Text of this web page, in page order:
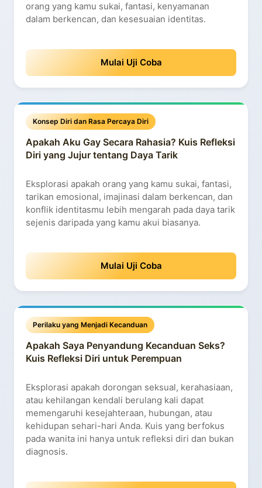
orang yang kamu sukai, fantasi, kenyamanan
dalam berkencan, dan kesesuaian identitas.
Mulai Uji Coba
Konsep Diri dan Rasa Percaya Diri
Apakah Aku Gay Secara Rahasia? Kuis Refleksi
Diri yang Jujur tentang Daya Tarik
Eksplorasi apakah orang yang kamu sukai, fantasi,
tarikan emosional, imajinasi dalam berkencan, dan
konflik identitasmu lebih mengarah pada daya tarik
sejenis daripada yang kamu akui biasanya.
Mulai Uji Coba
Perilaku yang Menjadi Kecanduan
Apakah Saya Penyandung Kecanduan Seks?
Kuis Refleksi Diri untuk Perempuan
Eksplorasi apakah dorongan seksual, kerahasiaan,
atau kehilangan kendali berulang kali dapat
memengaruhi kesejahteraan, hubungan, atau
kehidupan sehari-hari Anda. Kuis yang berfokus
pada wanita ini hanya untuk refleksi diri dan bukan
diagnosis.